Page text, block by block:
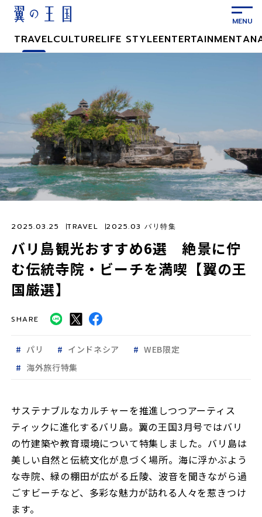
ス
ッ
プ
TRAVELCULTURELIFE STYLEENTERTAINMENT
バリ島観光おすすめ6選 絶景に佇
む伝統寺院・ビーチを満喫【翼の王
国厳選】
2025.03.25 TRAVEL 2025.03 バリ特集
SHARE
パリ インドネシア
WEB限定
海外旅行特集
サステナブルなカルチャーを推進しつつアーティス
ティックに進化するバリ島。翼の王国3月号ではバリ
の竹建築や教育環境について特集しました。バリ島は
美しい自然と伝統文化が息づく場所。海に浮かぶよう
な寺院、緑の棚田が広がる丘陵、波音を聞きながら過
ごすビーチなど、多彩な魅力が訪れる人々を惹きつけ
ます。